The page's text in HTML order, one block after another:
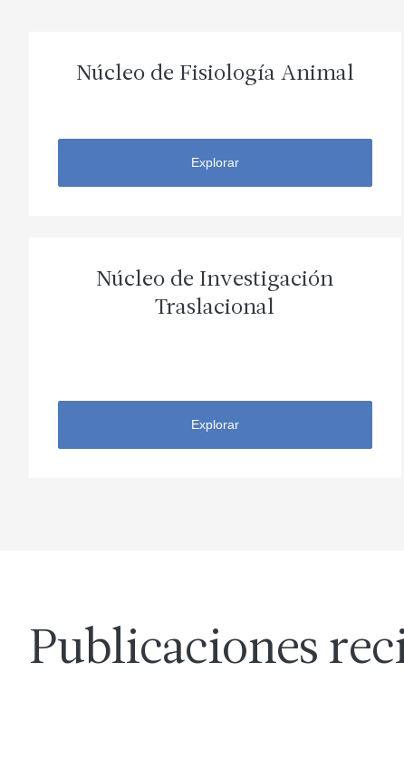
Núcleo de Fisiología Animal
Explorar
Núcleo de Investigación
Traslacional
Explorar
Publicaciones